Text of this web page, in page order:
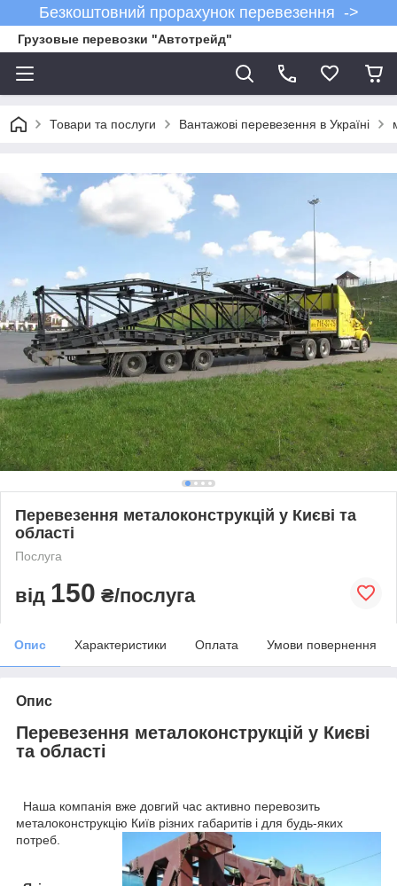
Безкоштовний прорахунок перевезення ->
Грузовые перевозки "Автотрейд"
Товари та послуги Вантажові перевезення в Україні
Перевезення металоконструкцій у Києві та
області
Послуга
від 150 ₴/послуга
Опис Характеристики Оплата Умови повернення
Опис
Перевезення металоконструкцій у Києві
та області
Наша компанія вже довгий час активно перевозить
металоконструкцію Київ різних габаритів і для будь-яких
потреб.